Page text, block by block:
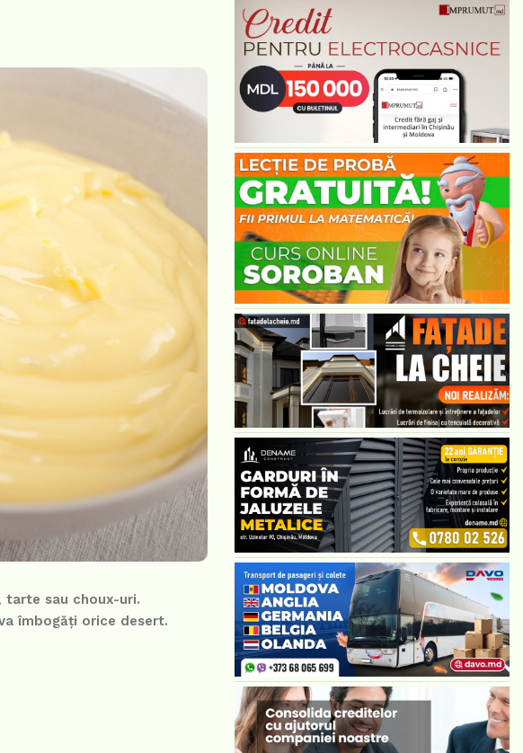
sau choux-uri.
îmbogăți orice desert.